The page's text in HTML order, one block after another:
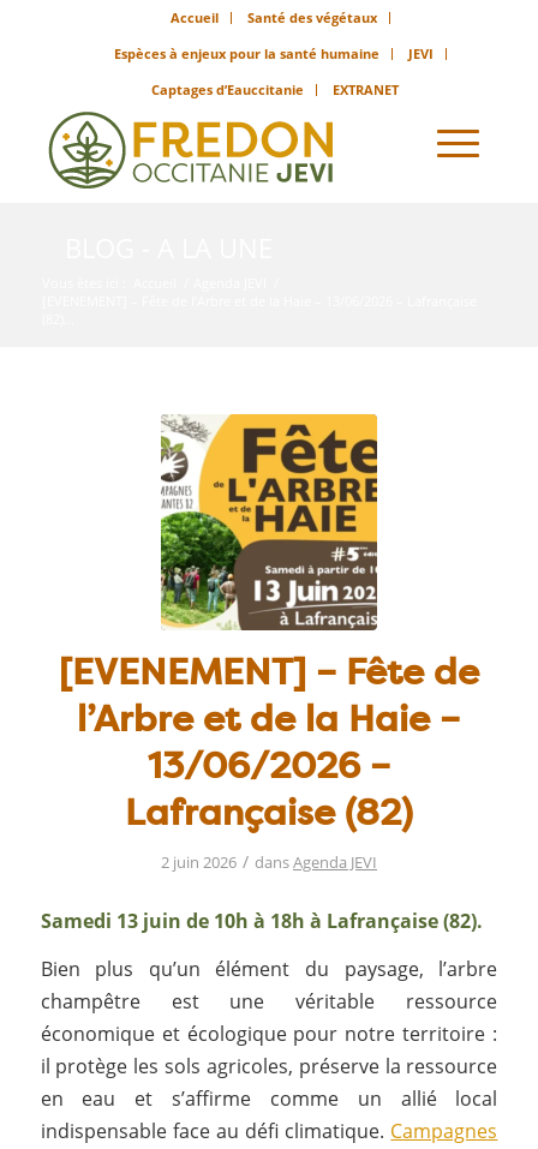
Accueil
Santé des végétaux
Espèces à enjeux pour la santé humaine
JEVI
Captages d’Eauccitanie
EXTRANET
[EVENEMENT] – Fête de
l’Arbre et de la Haie –
13/06/2026 –
Lafrançaise (82)
2 juin 2026 / dansAgenda JEVI
Samedi 13 juin de 10h à 18h à Lafrançaise (82).
Bien plus qu’un élément du paysage, l’arbre
champêtre est une véritable ressource
économique et écologique pour notre territoire :
il protège les sols agricoles, préserve la ressource
en eau et s’affirme comme un allié local
indispensable face au défi climatique. Campagnes